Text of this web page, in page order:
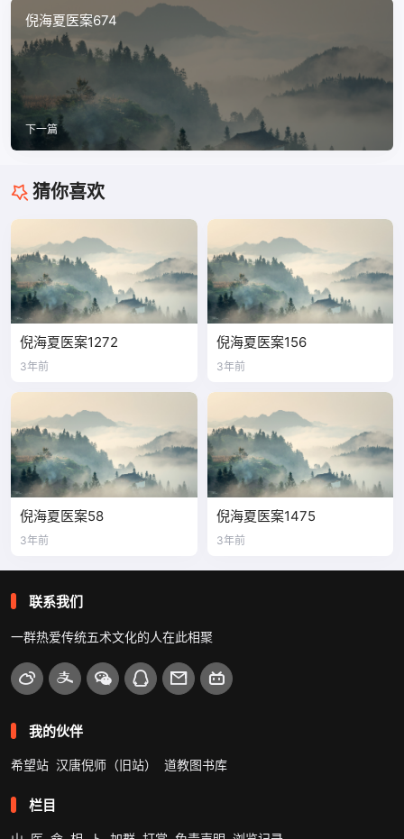
倪海夏医案674
下一篇
猜你喜欢
倪海夏医案1272
3年前
倪海夏医案156
3年前
倪海夏医案58
3年前
倪海夏医案1475
3年前
联系我们
一群热爱传统五术文化的人在此相聚
我的伙伴
希望站 汉唐倪师（旧站） 道教图书库
栏目